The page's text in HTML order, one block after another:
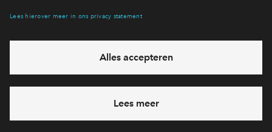
6 dagen per week beschikbaar (behalve tijdens
vandaag gesloten, vrijdag zijn we vanaf
bereikbaar